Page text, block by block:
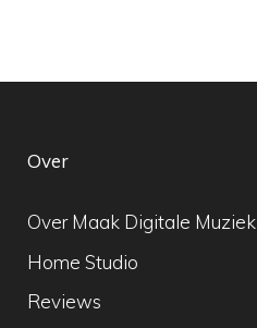
Over
Over Maak Digitale Muziek
Home Studio
Reviews